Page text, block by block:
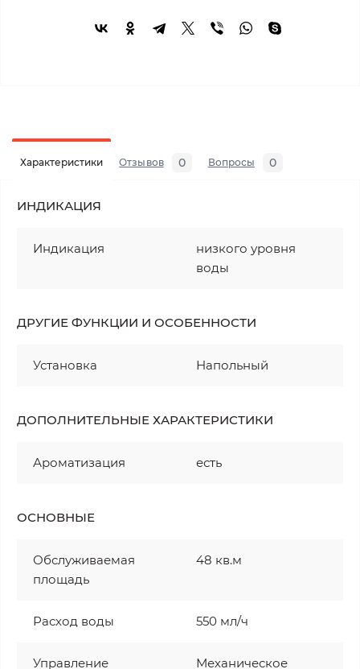
Характеристики Отзывов 0 Вопросы 0
ИНДИКАЦИЯ
Индикация
низкого уровня
воды
ДРУГИЕ ФУНКЦИИ И ОСОБЕННОСТИ
Установка Напольный
ДОПОЛНИТЕЛЬНЫЕ ХАРАКТЕРИСТИКИ
Ароматизация есть
ОСНОВНЫЕ
Обслуживаемая
площадь
48 кв.м
Расход воды 550 мл/ч
Управление Механическое